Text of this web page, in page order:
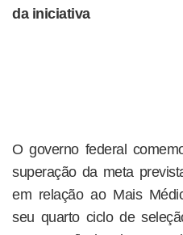
da iniciativa
O governo federal
superação da meta
em relação ao Mais
seu quarto ciclo de